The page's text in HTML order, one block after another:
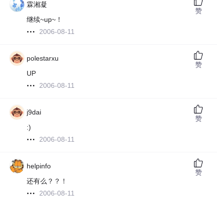
霖湘凝
继续~up~！
2006-08-11
赞
polestarxu
UP
2006-08-11
赞
j9dai
:)
2006-08-11
赞
helpinfo
还有么？？！
2006-08-11
赞